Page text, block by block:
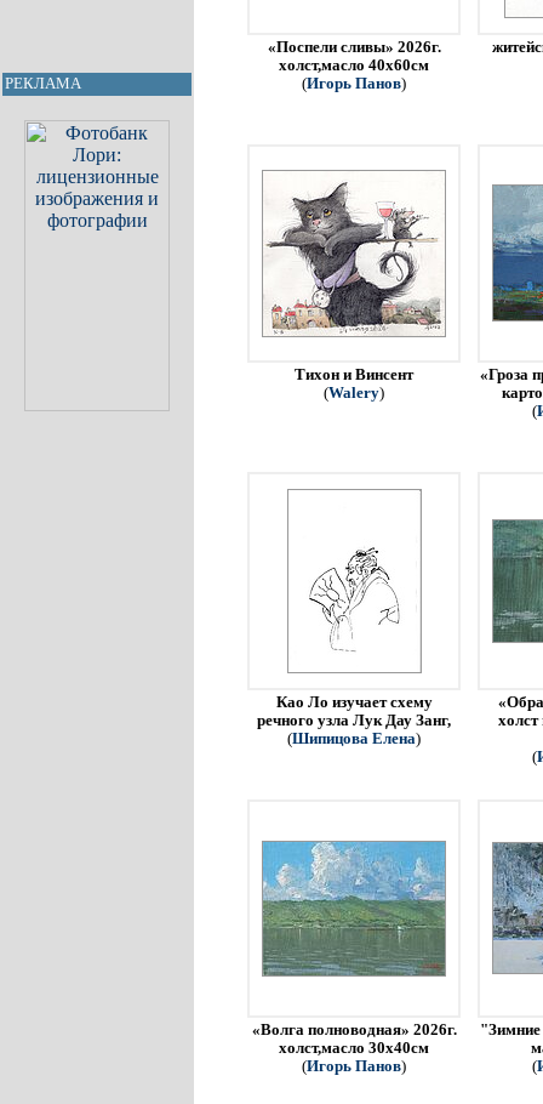
РЕКЛАМА
«Поспели сливы» 2026г.
холст,масло 40х60см
(Игорь Панов)
Тихон и Винсент
(Walery)
«Гроза
(
Као Ло изучает схему
речного узла Лук Дау Занг,
(Шипицова Елена)
холст
(
«Волга полноводная» 2026г.
холст,масло 30х40см
(Игорь Панов)
"Зимние
(